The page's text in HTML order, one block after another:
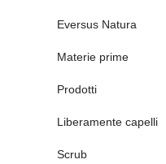
Eversus Natura
Materie prime
Prodotti
Liberamente capelli
Scrub